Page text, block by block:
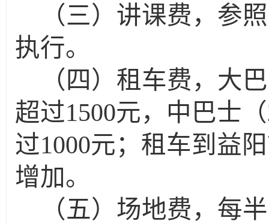
（三）讲课费，参
执行。
（四）租车费，大
超过1500元，中巴士
过1000元；租车到益
增加。
（五）场地费，每